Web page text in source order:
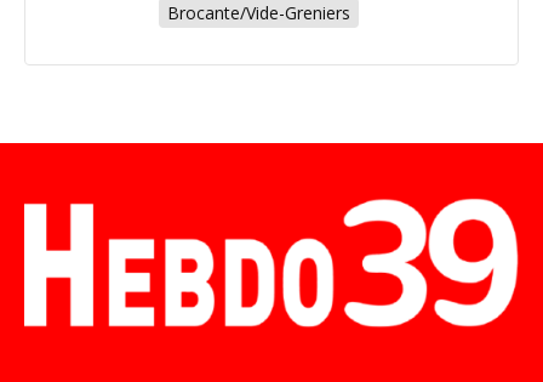
Brocante/Vide-Greniers